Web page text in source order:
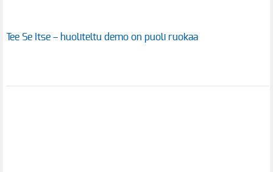
Tee Se Itse – huoliteltu demo on puoli ruokaa